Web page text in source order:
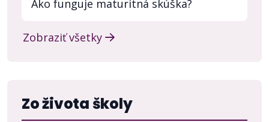
Ako funguje maturitná skúška?
Zobraziť všetky
Zo života školy